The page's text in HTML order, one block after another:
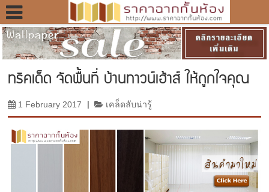
ทริคเด็ด จัดพื้นที่ บ้านทาวน์เฮ้าส์ ให้ถูกใจคุณ
1 February 2017 เคล็ดลับน่ารู้